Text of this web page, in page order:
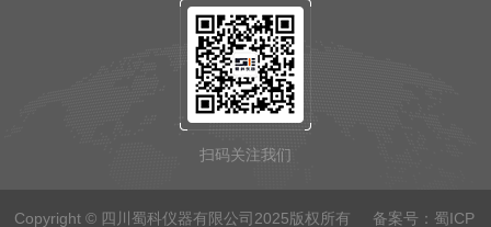
扫码关注我们
Copyright © 四川蜀科仪器有限公司2025版权所有 备案号： 蜀ICP